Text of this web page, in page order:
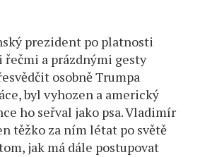
prezident po platnosti
řečmi a prázdnými gesty
osobně Trumpa
byl vyhozen a americký
ho seřval jako psa. Vladimír
těžko za ním létat po světě
jak má dále postupovat